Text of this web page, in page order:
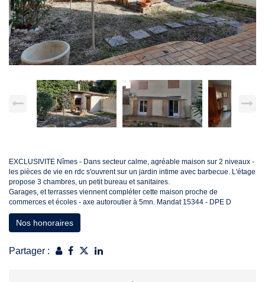
EXCLUSIVITE Nîmes - Dans secteur calme, agréable maison sur 2 niveaux -
les pièces de vie en rdc s'ouvrent sur un jardin intime avec barbecue. L'étage
propose 3 chambres, un petit bureau et sanitaires.
Garages, et terrasses viennent compléter cette maison proche de
commerces et écoles - axe autoroutier à 5mn. Mandat 15344 - DPE D
Nos honoraires
Partager :